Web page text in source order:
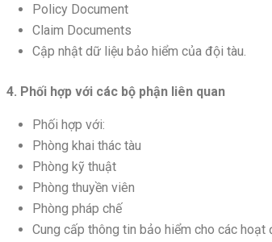
Policy Document
Claim Documents
Cập nhật dữ liệu bảo hiểm của đội tàu.
4. Phối hợp với các bộ phận liên quan
Phối hợp với:
Phòng khai thác tàu
Phòng kỹ thuật
Phòng thuyền viên
Phòng pháp chế
Cung cấp thông tin bảo hiểm cho các hoạt